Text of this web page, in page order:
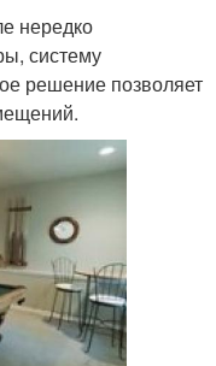
нередко
систему
решение позволяет